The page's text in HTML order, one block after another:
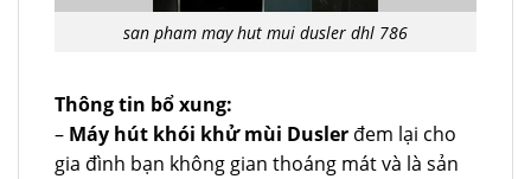
san pham may hut mui dusler dhl 786
Thông tin bổ xung:
– Máy hút khói khử mùi Dusler đem lại cho
gia đình bạn không gian thoáng mát và là sản